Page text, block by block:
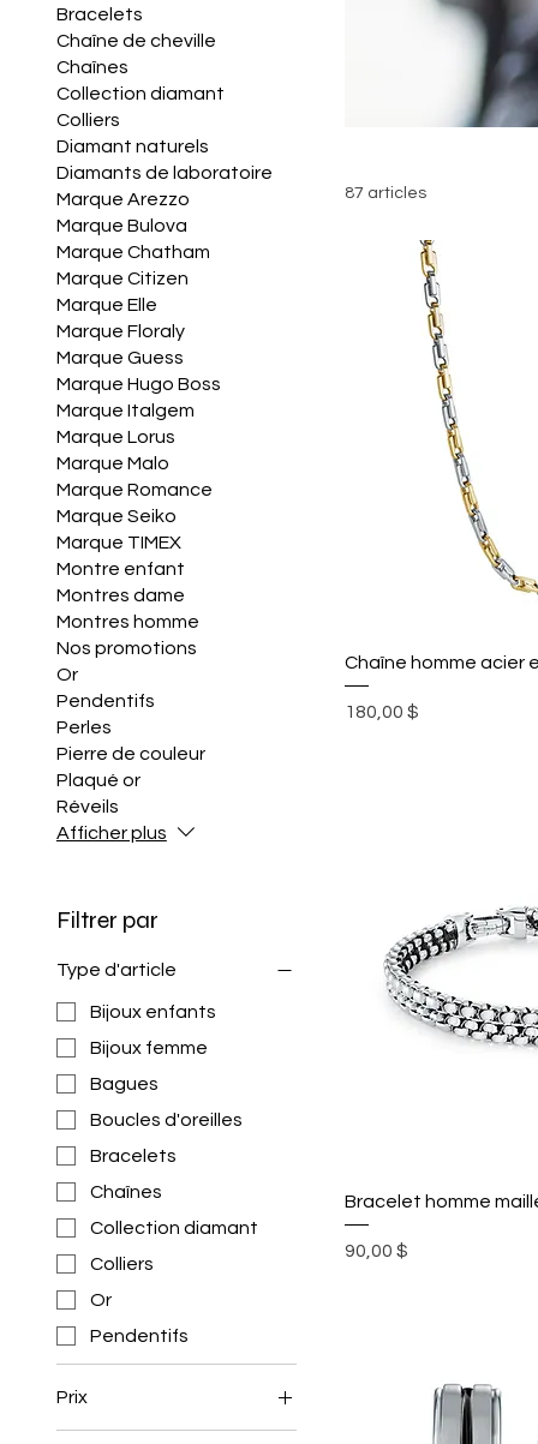
Bracelets
Chaîne de cheville
Chaînes
Collection diamant
Colliers
Diamant naturels
Diamants de laboratoire
Marque Arezzo
Marque Bulova
Marque Chatham
Marque Citizen
Marque Elle
Marque Floraly
Marque Guess
Marque Hugo Boss
Marque Italgem
Marque Lorus
Marque Malo
Marque Romance
Marque Seiko
Marque TIMEX
Montre enfant
Montres dame
Montres homme
Nos promotions
Or
Pendentifs
Perles
Pierre de couleur
Plaqué or
Réveils
Afficher plus
Filtrer par
Type d'article
Bijoux enfants
Bijoux femme
Bagues
Boucles d'oreilles
Bracelets
Chaînes
Collection diamant
Colliers
Or
Pendentifs
Prix
87 articles
Chaîne homme acier
Prix
180,00 $
Bracelet homme
Prix
90,00 $